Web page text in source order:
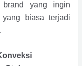
brand yang ingin
biasa terjadi